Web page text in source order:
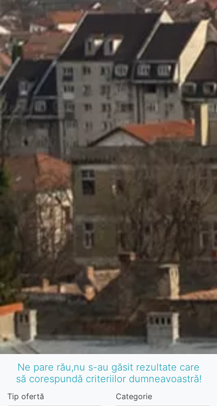
Ne pare rău,nu s-au găsit rezultate care
să corespundă criteriilor dumneavoastră!
Tip ofertă Categorie